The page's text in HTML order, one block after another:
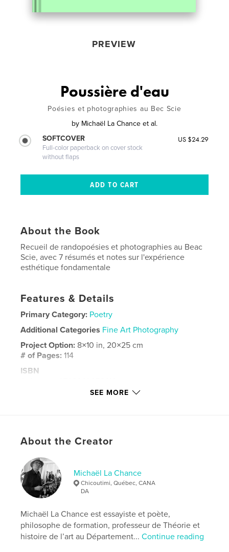
PREVIEW
Poussière d'eau
Poésies et photographies au Bec Scie
by Michaël La Chance et al.
SOFTCOVER
Full-color paperback on cover stock
without flaps
US $24.29
About the Book
Recueil de randopoésies et photographies au Beac
Scie, avec 7 résumés et notes sur l'expérience
esthétique fondamentale
Features & Details
Primary Category: Poetry
Additional Categories Fine Art Photography
Project Option: 8×10 in, 20×25 cm
# of Pages:114
ISBN
Nov 28, 2025
esthétique , randopoésie
SEE MORE
About the Creator
Michaël La Chance
Chicoutimi, Québec, CANA
DA
Michaël La Chance est essayiste et poète,
philosophe de formation, professeur de Théorie et
histoire de l’art au Département...Continue reading